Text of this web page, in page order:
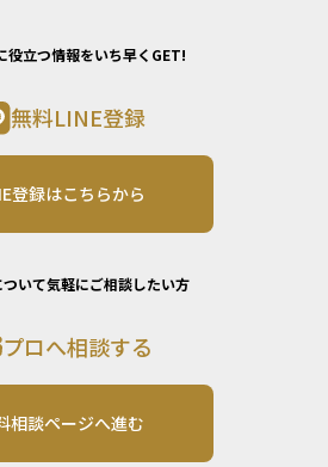
役立つ情報をいち早くGET!
無料LINE登録
登録はこちらから
いて気軽にご相談したい方
プロへ相談する
相談ページへ進む